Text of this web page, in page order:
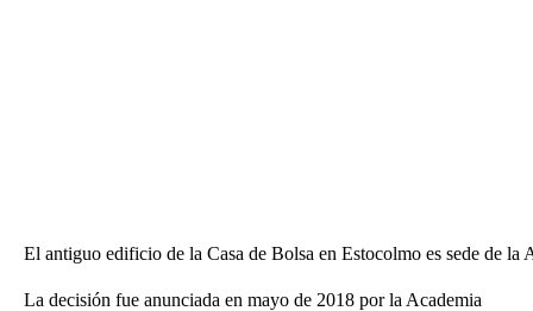
El antiguo edificio de la Casa de Bolsa en Estocolmo es sede de
La decisión fue anunciada en mayo de 2018 por la Academia